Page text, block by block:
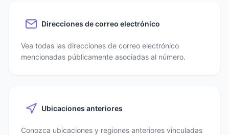
Direcciones de correo electrónico
Vea todas las direcciones de correo electrónico
mencionadas públicamente asociadas al número.
Ubicaciones anteriores
Conozca ubicaciones y regiones anteriores vinculadas